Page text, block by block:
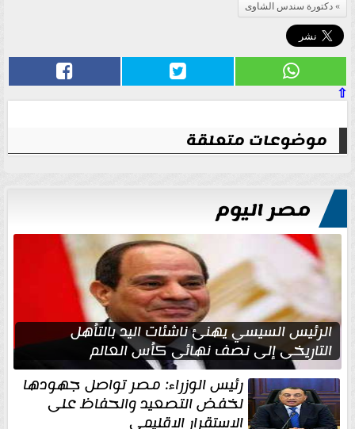
دكتورة سندس الشاوى
⇧
موضوعات متعلقة
مصر اليوم
الرئيس السيسي يهنئ ناشئات اليد بالتأهل
التاريخي إلى نصف نهائي كأس العالم
رئيس الوزراء: مصر تواصل جهودها
لخفض التصعيد والحفاظ على
الاستقرار الإقليمي